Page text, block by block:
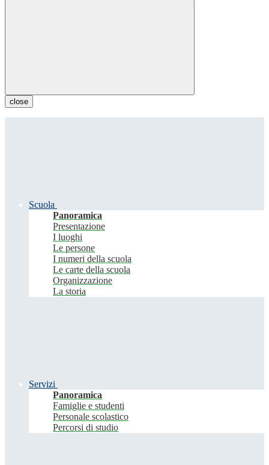
close
Scuola
Panoramica
Presentazione
I luoghi
Le persone
I numeri della scuola
Le carte della scuola
Organizzazione
La storia
Servizi
Panoramica
Famiglie e studenti
Personale scolastico
Percorsi di studio